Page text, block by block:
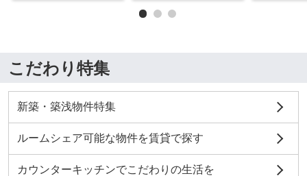
こだわり特集
新築・築浅物件特集
ルームシェア可能な物件を賃貸で探す
カウンターキッチンでこだわりの生活を